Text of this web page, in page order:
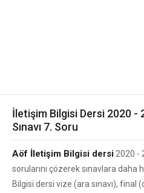
İletişim Bilgisi Dersi 2020 -
Sınavı 7. Soru
Aöf İletişim Bilgisi dersi 2020 -
sorularını çözerek sınavlara daha
Bilgisi dersi vize (ara sınavı), final